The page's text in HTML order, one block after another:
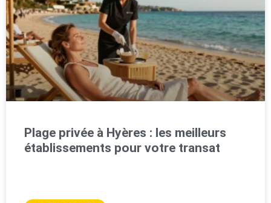
Plage privée à Hyères : les meilleurs
établissements pour votre transat